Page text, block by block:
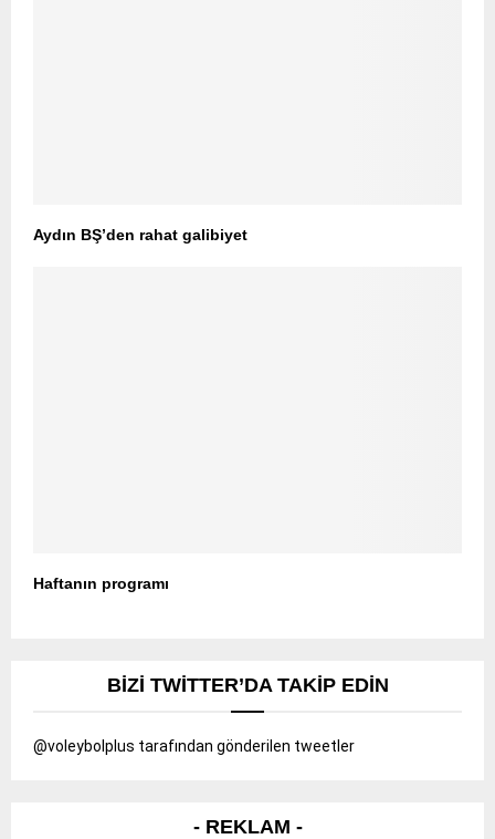
Aydın BŞ’den rahat galibiyet
Haftanın programı
BIZI TWITTER’DA TAKIP EDIN
@voleybolplus tarafından gönderilen tweetler
- REKLAM -